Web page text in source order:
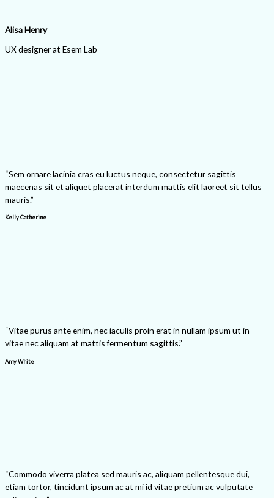
Alisa Henry
UX designer at Esem Lab
“Sem ornare lacinia cras eu luctus neque, consectetur sagittis
maecenas sit et aliquet placerat interdum mattis elit laoreet sit tellus
mauris.”
Kelly Catherine
“Vitae purus ante enim, nec iaculis proin erat in nullam ipsum ut in
vitae nec aliquam at mattis fermentum sagittis.”
Amy White
“Commodo viverra platea sed mauris ac, aliquam pellentesque dui,
etiam tortor, tincidunt ipsum ac at mi id vitae pretium ac vulputate